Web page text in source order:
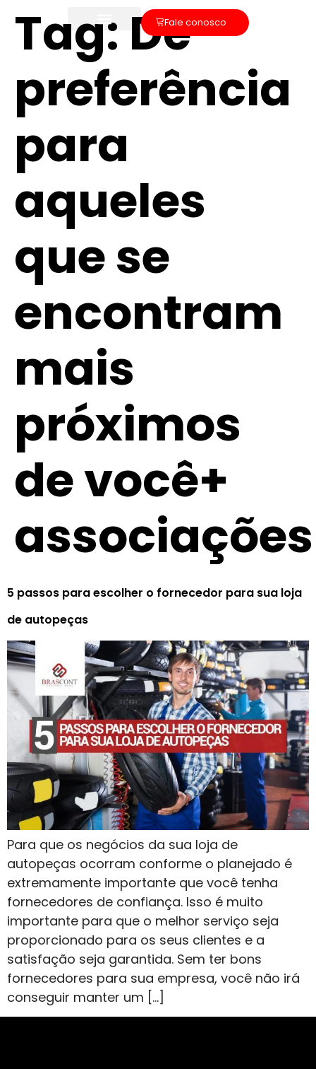
Fale conosco
Tag: Dê
preferência
para
aqueles
que se
encontram
mais
próximos
de você+
associações
5 passos para escolher o fornecedor para sua loja
de autopeças
Para que os negócios da sua loja de
autopeças ocorram conforme o planejado é
extremamente importante que você tenha
fornecedores de confiança. Isso é muito
importante para que o melhor serviço seja
proporcionado para os seus clientes e a
satisfação seja garantida. Sem ter bons
fornecedores para sua empresa, você não irá
conseguir manter um […]